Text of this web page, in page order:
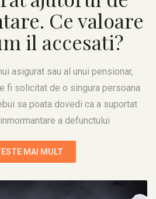
Ce valoare
il accesati?
asigurat sau al unui pensionar,
fi solicitat de o singura persoana.
sa poata dovedi ca a suportat
a defunctului
MAI MULT